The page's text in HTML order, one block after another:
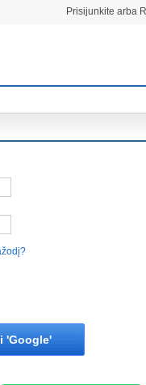
Prisijunkite arba
'Google'